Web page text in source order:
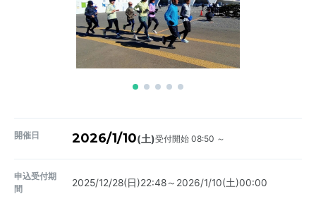
開催日 2026/1/10(土)受付開始 08:50 ～
申込受付期
間
2025/12/28(日)22:48～2026/1/10(土)00:00